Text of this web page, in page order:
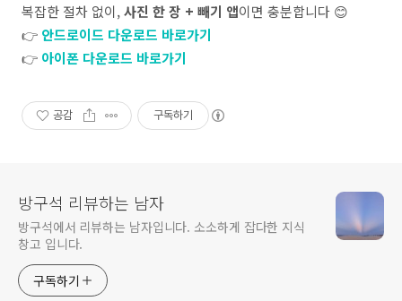
복잡한 절차 없이,사진 한 장 + 빼기 앱이면 충분합니다 😊
👉 안드로이드 다운로드 바로가기
👉 아이폰 다운로드 바로가기
공감 구독하기
방구석 리뷰하는 남자
방구석에서 리뷰하는 남자입니다. 소소하게 잡다한 지식
창고 입니다.
구독하기